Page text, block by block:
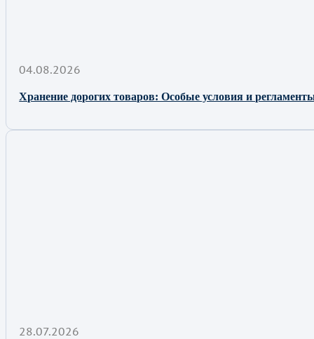
04.08.2026
Хранение дорогих товаров: Особые условия и
28.07.2026